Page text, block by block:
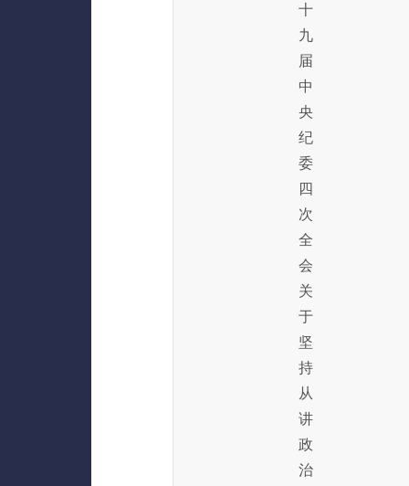
十
九
届
中
央
纪
委
四
次
全
会
关
于
坚
持
从
讲
政
治